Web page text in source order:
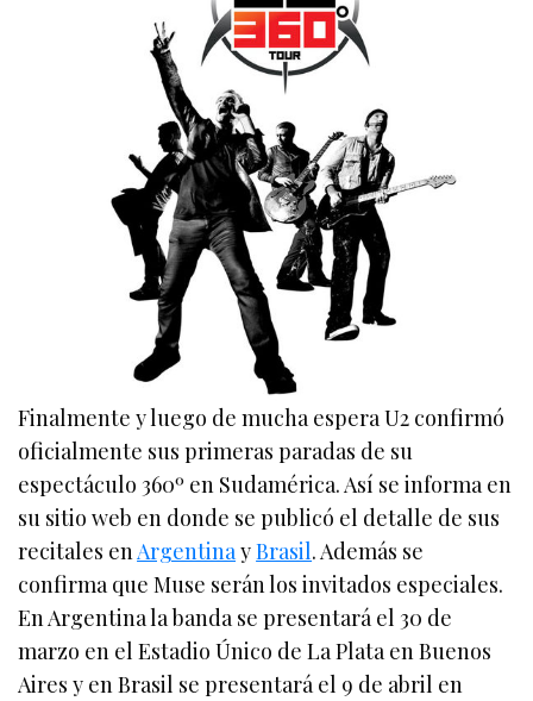
Finalmente y luego de mucha espera U2 confirmó
oficialmente sus primeras paradas de su
espectáculo 360º en Sudamérica. Así se informa en
su sitio web en donde se publicó el detalle de sus
recitales enArgentinayBrasil. Además se
confirma que Muse serán los invitados especiales.
En Argentina la banda se presentará el 30 de
marzo en el Estadio Único de La Plata en Buenos
Aires y en Brasil se presentará el 9 de abril en